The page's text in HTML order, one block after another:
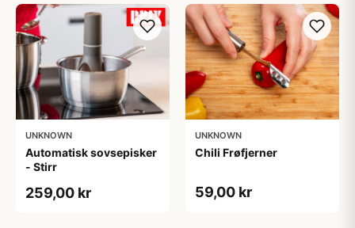
UNKNOWN
Automatisk sovsepisker
- Stirr
259,00 kr
UNKNOWN
Chili Frøfjerner
59,00 kr